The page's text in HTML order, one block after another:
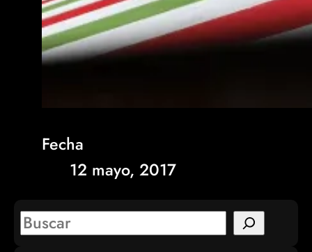
Fecha
12 mayo, 2017
S